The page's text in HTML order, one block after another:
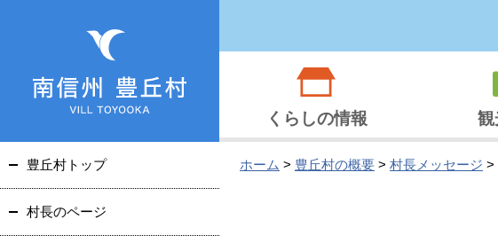
くらしの情報 観
ホーム > 豊丘村の概要 > 村長メッセージ >
豊丘村トップ
村長のページ